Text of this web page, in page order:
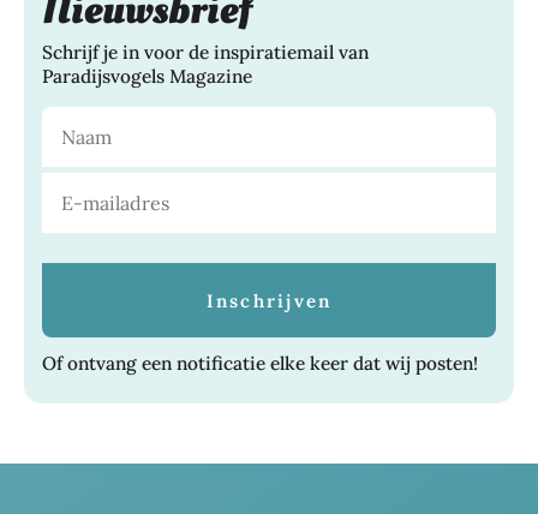
Schrijf je in voor de inspiratiemail van
Paradijsvogels Magazine
Of ontvang een notificatie elke keer dat wij posten!